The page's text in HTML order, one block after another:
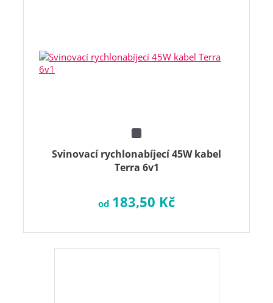
Svinovací rychlonabíjecí 45W kabel
Terra 6v1
od 183,50 Kč